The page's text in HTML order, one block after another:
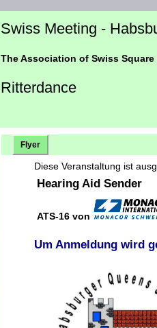
Swiss Meeting -
The Association of Swiss
Ritterdance
Flyer
Diese Veranstaltung ist
Hearing Aid Sender
ATS-16 von
Um Anmeldung wird